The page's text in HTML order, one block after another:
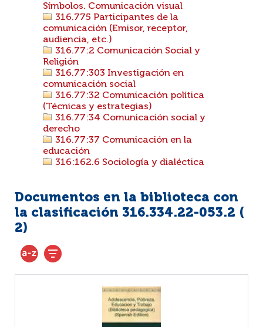
Símbolos. Comunicación visual
316.775 Participantes de la
comunicación (Emisor, receptor,
audiencia, etc.)
316.77:2 Comunicación Social y
Religión
316.77:303 Investigación en
comunicación social
316.77:32 Comunicación política
(Técnicas y estrategias)
316.77:34 Comunicación social y
derecho
316.77:37 Comunicación en la
educación
316:162.6 Sociología y dialéctica
Documentos en la biblioteca con
la clasificación 316.334.22-053.2 (
2)